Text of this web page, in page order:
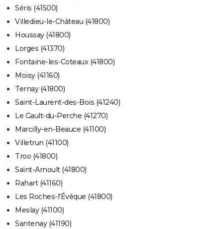
Séris (41500)
Villedieu-le-Château (41800)
Houssay (41800)
Lorges (41370)
Fontaine-les-Coteaux (41800)
Moisy (41160)
Ternay (41800)
Saint-Laurent-des-Bois (41240)
Le Gault-du-Perche (41270)
Marcilly-en-Beauce (41100)
Villetrun (41100)
Troo (41800)
Saint-Arnoult (41800)
Rahart (41160)
Les Roches-l'Évêque (41800)
Meslay (41100)
Santenay (41190)